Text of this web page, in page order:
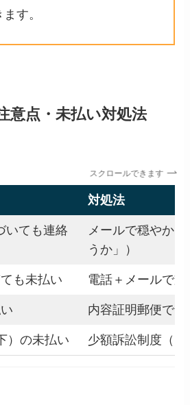
す。
意点・未払い対処法
スクロールできます
対処法
いても連絡
メールで穏やか
うか」）
も未払い 電話＋メールで
内容証明郵便で
）の未払い 少額訴訟制度（1